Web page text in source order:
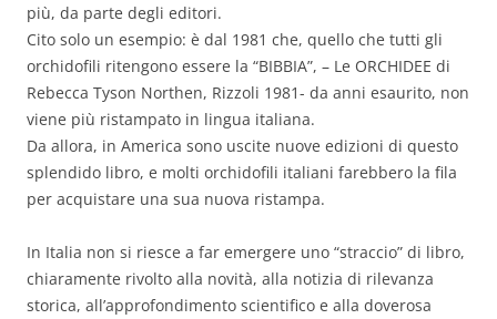
più, da parte degli editori.
Cito solo un esempio: è dal 1981 che, quello che tutti gli
orchidofili ritengono essere la “BIBBIA”, – Le ORCHIDEE di
Rebecca Tyson Northen, Rizzoli 1981- da anni esaurito, non
viene più ristampato in lingua italiana.
Da allora, in America sono uscite nuove edizioni di questo
splendido libro, e molti orchidofili italiani farebbero la fila
per acquistare una sua nuova ristampa.
In Italia non si riesce a far emergere uno “straccio” di libro,
chiaramente rivolto alla novità, alla notizia di rilevanza
storica, all’approfondimento scientifico e alla doverosa